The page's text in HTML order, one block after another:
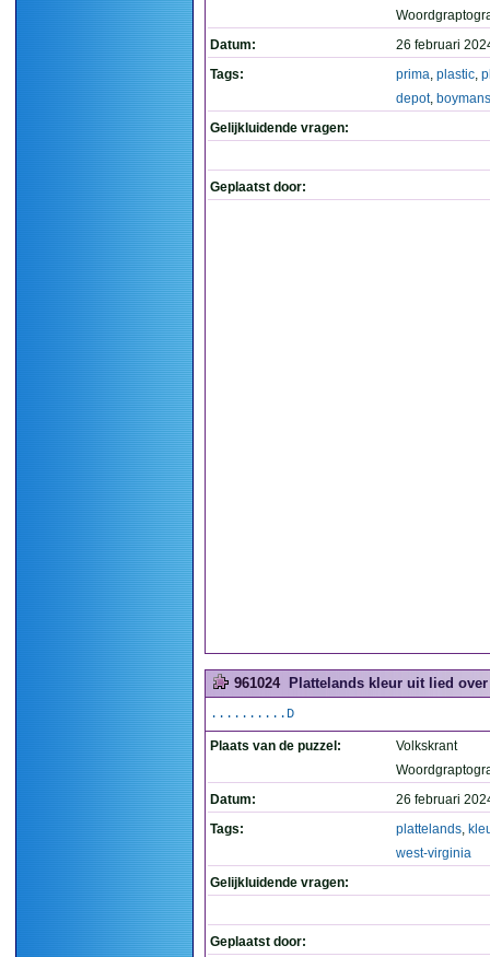
Datum:
26 februari
Tags:
prima, plastic,
depot, boymans
Gelijkluidende vragen:
Geplaatst door:
961024 Plattelands kleur uit lied
..........D
Plaats van de puzzel:
Volkskrant
Datum:
26 februari
Tags:
plattelands,
west-virginia
Gelijkluidende vragen:
Geplaatst door: